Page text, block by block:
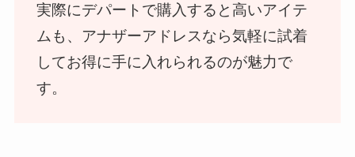
実際にデパートで購入すると高いアイテ
ムも、アナザーアドレスなら気軽に試着
してお得に手に入れられるのが魅力で
す。